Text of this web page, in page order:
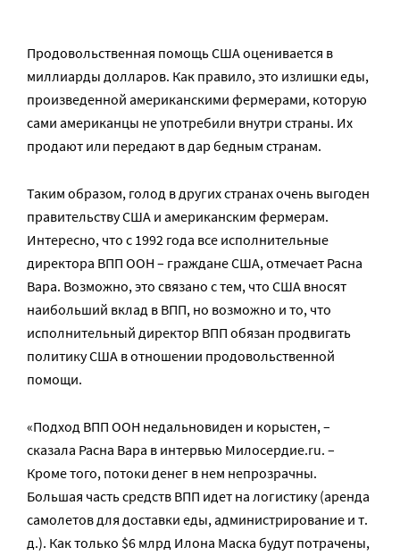
Продовольственная помощь США оценивается в
миллиарды долларов. Как правило, это излишки еды,
произведенной американскими фермерами, которую
сами американцы не употребили внутри страны. Их
продают или передают в дар бедным странам.
Таким образом, голод в других странах очень выгоден
правительству США и американским фермерам.
Интересно, что с 1992 года все исполнительные
директора ВПП ООН – граждане США, отмечает Расна
Вара. Возможно, это связано с тем, что США вносят
наибольший вклад в ВПП, но возможно и то, что
исполнительный директор ВПП обязан продвигать
политику США в отношении продовольственной
помощи.
«Подход ВПП ООН недальновиден и корыстен, –
сказала Расна Вара в интервью Милосердие.ru. –
Кроме того, потоки денег в нем непрозрачны.
Большая часть средств ВПП идет на логистику (аренда
самолетов для доставки еды, администрирование и т.
д.). Как только $6 млрд Илона Маска будут потрачены,